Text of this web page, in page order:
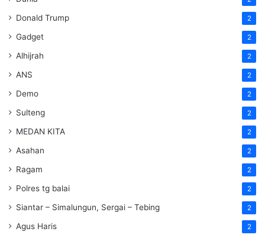
Donald Trump 2
Gadget 2
Alhijrah 2
ANS 2
Demo 2
Sulteng 2
MEDAN KITA 2
Asahan 2
Ragam 2
Polres tg balai 2
Siantar – Simalungun, Sergai – Tebing 2
Agus Haris 2